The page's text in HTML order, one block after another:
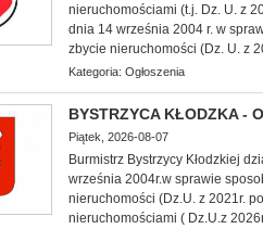
nieruchomościami (t.j. Dz. U. z
dnia 14 września 2004 r. w
zbycie nieruchomości (Dz. U. z
Kategoria: Ogłoszenia
BYSTRZYCA KŁODZKA -
Piątek, 2026-08-07
Burmistrz Bystrzycy Kłodzkiej
września 2004r.w sprawie
nieruchomości (Dz.U. z 2021r.
nieruchomościami ( Dz.U.z